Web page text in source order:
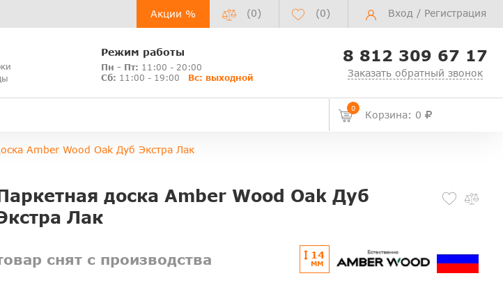
Акции % (0) (0) Вход / Регистрация
Режим работы
Пн - Пт: 11:00 - 20:00
Сб: 11:00 - 19:00 Вс: выходной
8 812 309 67 17
Заказать обратный звонок
0
Корзина: 0
Amber Wood Oak Дуб Экстра Лак
доска Amber Wood Oak Дуб
Лак
снят с производства 14
ММ